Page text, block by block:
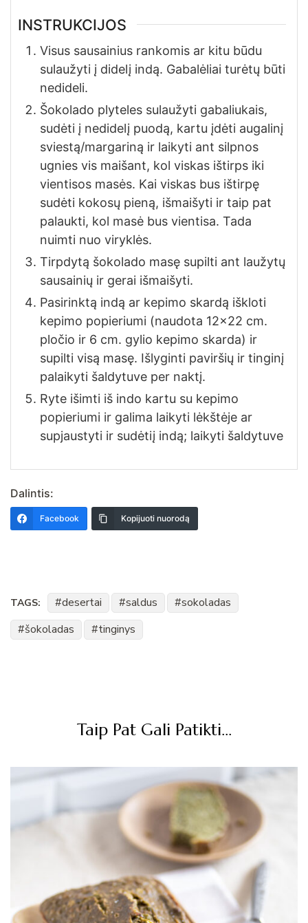
INSTRUKCIJOS
Visus sausainius rankomis ar kitu būdu
sulaužyti į didelį indą. Gabalėliai turėtų būti
nedideli.
Šokolado plyteles sulaužyti gabaliukais,
sudėti į nedidelį puodą, kartu įdėti augalinį
sviestą/margariną ir laikyti ant silpnos
ugnies vis maišant, kol viskas ištirps iki
vientisos masės. Kai viskas bus ištirpę
sudėti kokosų pieną, išmaišyti ir taip pat
palaukti, kol masė bus vientisa. Tada
nuimti nuo viryklės.
Tirpdytą šokolado masę supilti ant laužytų
sausainių ir gerai išmaišyti.
Pasirinktą indą ar kepimo skardą iškloti
kepimo popieriumi (naudota 12×22 cm.
pločio ir 6 cm. gylio kepimo skarda) ir
supilti visą masę. Išlyginti paviršių ir tinginį
palaikyti šaldytuve per naktį.
Ryte išimti iš indo kartu su kepimo
popieriumi ir galima laikyti lėkštėje ar
supjaustyti ir sudėtiį indą; laikyti šaldytuve
Dalintis:
Facebook Kopijuoti nuorodą
TAGS: desertai saldus
sokoladas
šokoladas
tinginys
NavigationTaip Pat Gali Patikti...